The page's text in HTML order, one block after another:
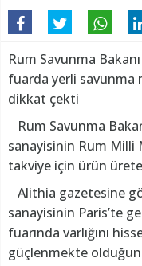
Rum Savunma
fuarda yerli savunma
dikkat çekti
Rum Savunma
sanayisinin Rum Milli
takviye için ürün
Alithia gazetesine
sanayisinin Paris’te
fuarında varlığını
güçlenmekte